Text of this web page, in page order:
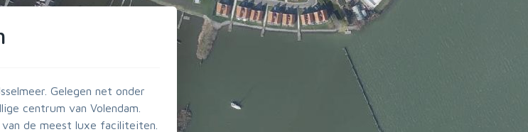
Gelegen net onder
centrum van Volendam.
de meest luxe faciliteiten.